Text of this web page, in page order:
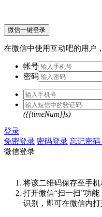
微信一键登录
在微信中使用互动吧的用户
帐号
密码
({{timeNum}}s)
登录
免密登录 密码登录 忘记密码
微信登录
将该二维码保存至手
打开微信“扫一扫”功
识别，即可在微信内打